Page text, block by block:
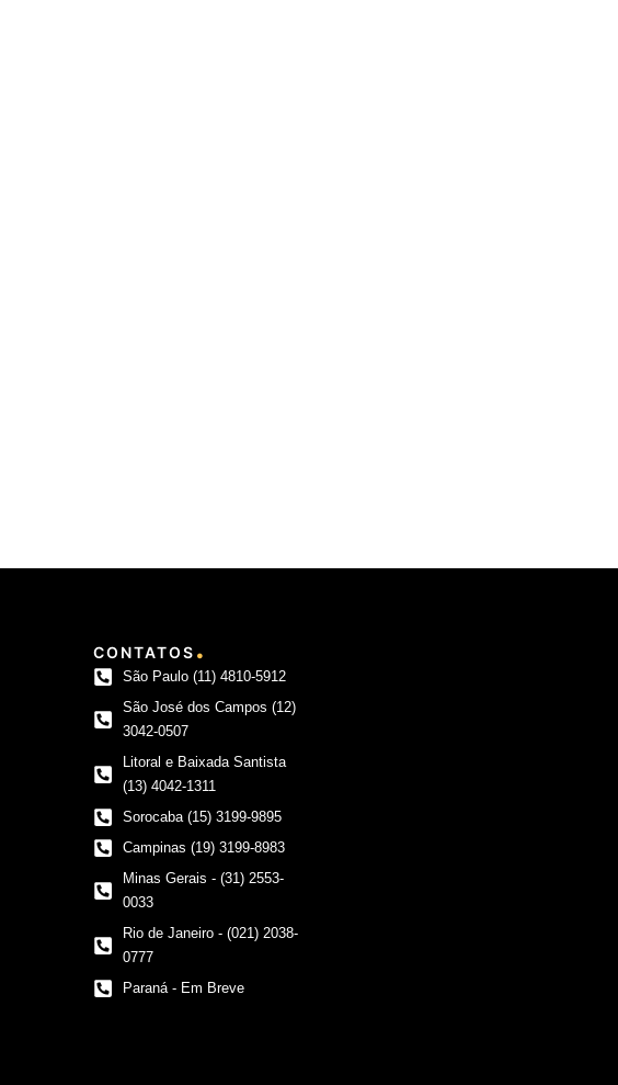
CONTATOS .
São Paulo (11) 4810-5912
São José dos Campos (12)
3042-0507
Litoral e Baixada Santista
(13) 4042-1311
Sorocaba (15) 3199-9895
Campinas (19) 3199-8983
Minas Gerais - (31) 2553-
0033
Rio de Janeiro - (021) 2038-
0777
Paraná - Em Breve